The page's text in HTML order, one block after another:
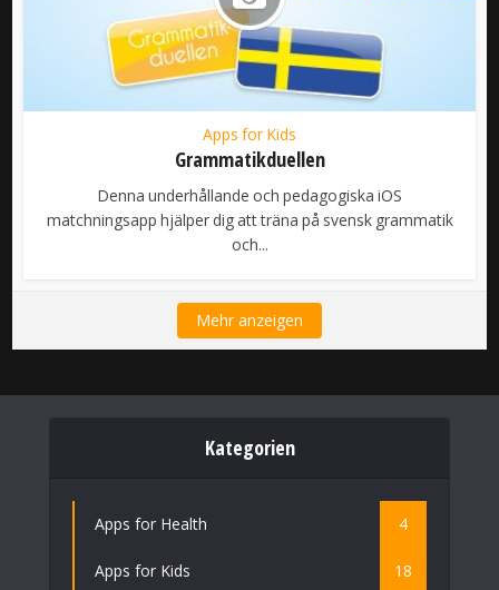
Apps for Kids
Grammatikduellen
Denna underhållande och pedagogiska iOS
matchningsapp hjälper dig att träna på svensk grammatik
och...
Mehr anzeigen
Kategorien
Apps for Health 4
Apps for Kids 18